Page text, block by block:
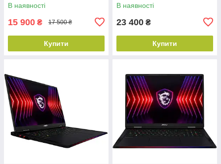
Pro, Клас В
В наявності
15 900 ₴ 17 500 ₴
Купити
В наявності
23 400 ₴
Купити